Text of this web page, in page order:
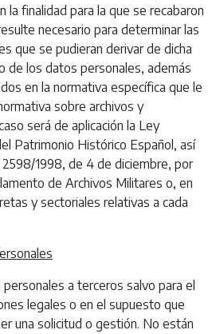
la finalidad para la que se recabaron
necesario para determinar las
que se pudieran derivar de dicha
de los datos personales, además
en la normativa específica que le
sobre archivos y
será de aplicación la Ley
Patrimonio Histórico Español, así
1998, de 4 de diciembre, por
de Archivos Militares o, en
y sectoriales relativas a cada
a terceros salvo para el
legales o en el supuesto que
una solicitud o gestión. No están